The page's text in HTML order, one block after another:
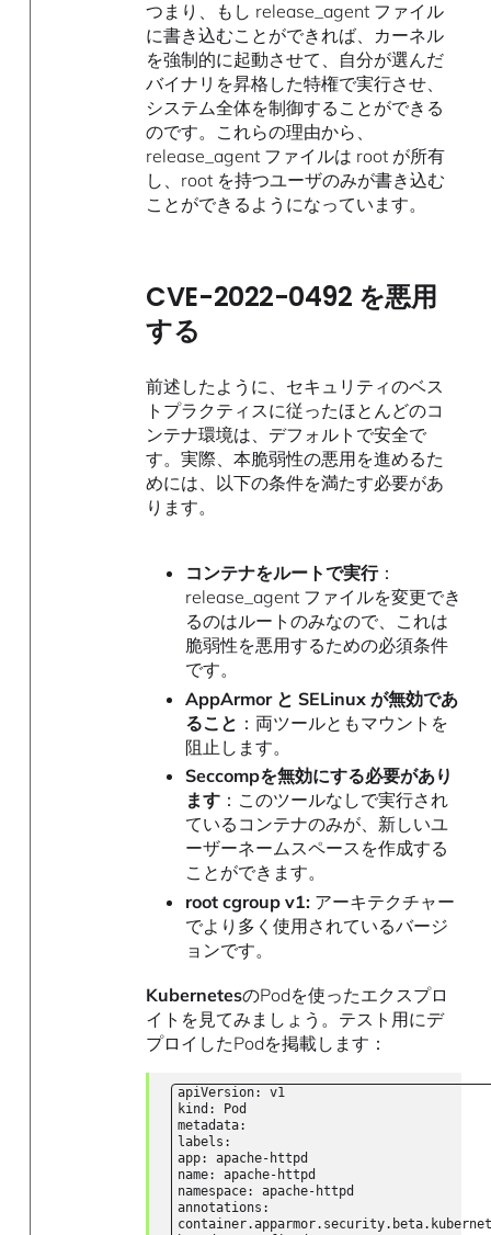
つまり、もし release_agent ファイル
に書き込むことができれば、カーネル
を強制的に起動させて、自分が選んだ
バイナリを昇格した特権で実行させ、
システム全体を制御することができる
のです。これらの理由から、
release_agent ファイルは root が所有
し、root を持つユーザのみが書き込む
ことができるようになっています。
CVE-2022-0492 を悪用
する
前述したように、セキュリティのベス
トプラクティスに従ったほとんどのコ
ンテナ環境は、デフォルトで安全で
す。実際、本脆弱性の悪用を進めるた
めには、以下の条件を満たす必要があ
ります。
コンテナをルートで実行：
release_agent ファイルを変更でき
るのはルートのみなので、これは
脆弱性を悪用するための必須条件
です。
AppArmor と SELinux が無効であ
ること ：両ツールともマウントを
阻止します。
Seccompを無効にする必要があり
ます：このツールなしで実行され
ているコンテナのみが、新しいユ
ーザーネームスペースを作成する
ことができます。
root cgroup v1:アーキテクチャー
でより多く使用されているバージ
ョンです。
KubernetesのPodを使ったエクスプロ
イトを見てみましょう。テスト用にデ
プロイしたPodを掲載します：
apiVersion: v1
kind: Pod
metadata:
labels:
app: apache-httpd
name: apache-httpd
namespace: apache-httpd
annotations: